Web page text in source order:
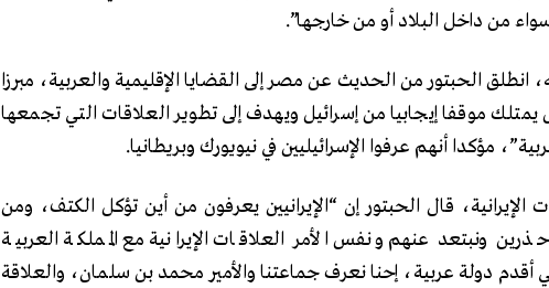
من داخل البلاد أو من خارجها”.
انطلق الحبتور من الحديث عن مصر إلى القضايا الإقليمية والعربية، مبرزا
موقفا إيجابيا من إسرائيل ويهدف إلى تطوير العلاقات التي تجمعها
مؤكدا أنهم عرفوا الإسرائيليين في نيويورك وبريطانيا.
قال الحبتور إن “الإيرانيين يعرفون من أين تؤكل الكتف، ومن
ونبتعد عنهم ونفس الأمر العلاقات الإيرانية مع المملكة العربية
أقدم دولة عربية، إحنا نعرف جماعتنا والأمير محمد بن سلمان، والعلاقة